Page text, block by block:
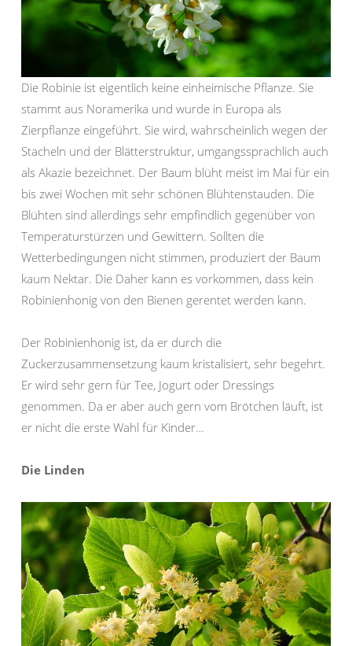
Die Robinie ist eigentlich keine einheimische Pflanze. Sie
stammt aus Noramerika und wurde in Europa als
Zierpflanze eingeführt. Sie wird, wahrscheinlich wegen der
Stacheln und der Blätterstruktur, umgangssprachlich auch
als Akazie bezeichnet. Der Baum blüht meist im Mai für ein
bis zwei Wochen mit sehr schönen Blühtenstauden. Die
Blühten sind allerdings sehr empfindlich gegenüber von
Temperaturstürzen und Gewittern. Sollten die
Wetterbedingungen nicht stimmen, produziert der Baum
kaum Nektar. Die Daher kann es vorkommen, dass kein
Robinienhonig von den Bienen gerentet werden kann.
Der Robinienhonig ist, da er durch die
Zuckerzusammensetzung kaum kristalisiert, sehr begehrt.
Er wird sehr gern für Tee, Jogurt oder Dressings
genommen. Da er aber auch gern vom Brötchen läuft, ist
er nicht die erste Wahl für Kinder…
Die Linden